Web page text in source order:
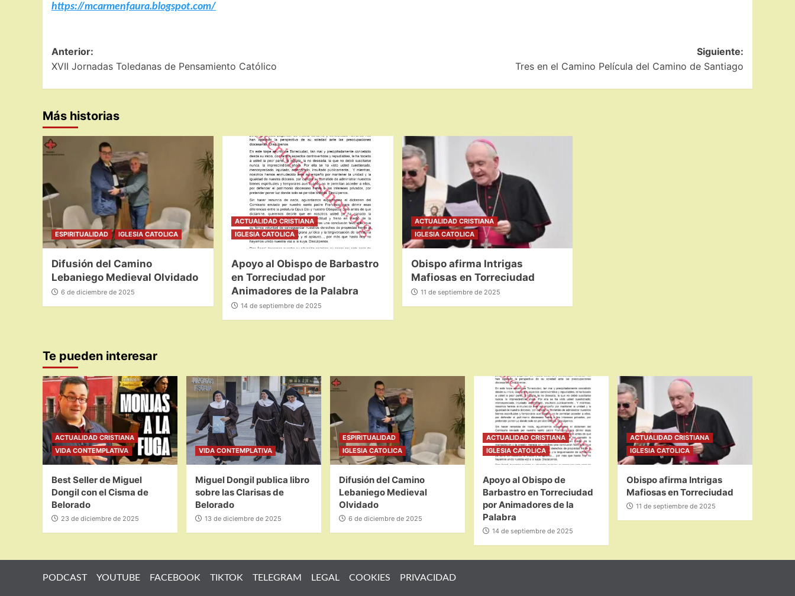
https://mcarmenfaura.blogspot.com/
Navegación
de
entradas
Anterior:
XVII Jornadas Toledanas de Pensamiento Católico
Siguiente:
Tres en el Camino Película del Camino de Santiago
Más historias
ESPIRITUALIDAD IGLESIA CATOLICA
Difusión del Camino
Lebaniego Medieval Olvidado
6 de diciembre de 2025
ACTUALIDAD CRISTIANA
IGLESIA CATOLICA
Apoyo al Obispo de Barbastro
en Torreciudad por
Animadores de la Palabra
14 de septiembre de 2025
ACTUALIDAD CRISTIANA
IGLESIA CATOLICA
Obispo afirma Intrigas
Mafiosas en Torreciudad
11 de septiembre de 2025
Te pueden interesar
ACTUALIDAD CRISTIANA
VIDA CONTEMPLATIVA
Best Seller de Miguel
Dongil con el Cisma de
Belorado
23 de diciembre de 2025
VIDA CONTEMPLATIVA
Miguel Dongil publica libro
sobre las Clarisas de
Belorado
13 de diciembre de 2025
ESPIRITUALIDAD
IGLESIA CATOLICA
Difusión del Camino
Lebaniego Medieval
Olvidado
6 de diciembre de 2025
ACTUALIDAD CRISTIANA
IGLESIA CATOLICA
Apoyo al Obispo de
Barbastro en Torreciudad
por Animadores de la
Palabra
14 de septiembre de 2025
ACTUALIDAD CRISTIANA
IGLESIA CATOLICA
Obispo afirma Intrigas
Mafiosas en Torreciudad
11 de septiembre de 2025
PODCAST YOUTUBE FACEBOOK TIKTOK TELEGRAM LEGAL COOKIES PRIVACIDAD